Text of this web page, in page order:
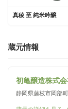
真稜 至 純米吟醸
蔵元情報
初亀醸造株式
静岡県藤枝市岡部